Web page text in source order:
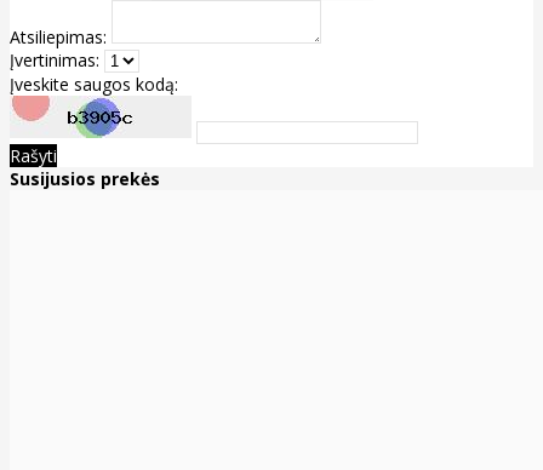
Atsiliepimas:
Įvertinimas:
Įveskite saugos kodą:
Rašyti
Susijusios prekės